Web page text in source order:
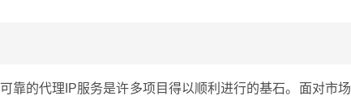
靠的代理IP服务是许多项目得以顺利进行的基石。面对市场